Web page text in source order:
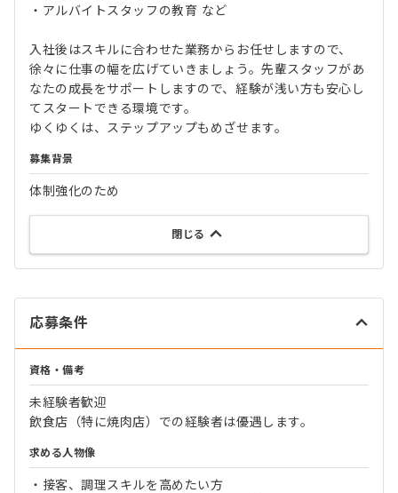
・アルバイトスタッフの教育 など
入社後はスキルに合わせた業務からお任せしますので、
徐々に仕事の幅を広げていきましょう。先輩スタッフがあ
なたの成長をサポートしますので、経験が浅い方も安心し
てスタートできる環境です。
ゆくゆくは、ステップアップもめざせます。
募集背景
体制強化のため
閉じる
応募条件
資格・備考
未経験者歓迎
飲食店（特に焼肉店）での経験者は優遇します。
求める人物像
・接客、調理スキルを高めたい方